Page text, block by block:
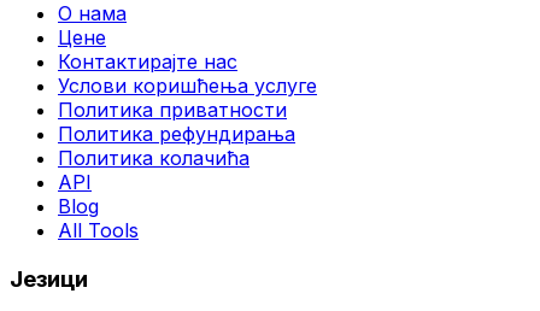
О нама
Цене
Контактирајте нас
Услови коришћења услуге
Политика приватности
Политика рефундирања
Политика колачића
API
Blog
All Tools
Језици